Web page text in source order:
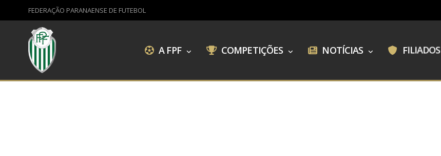
FEDERAÇÃO PARANAENSE DE FUTEBOL
A FPF COMPETIÇÕES NOTÍCIAS FILIADOS